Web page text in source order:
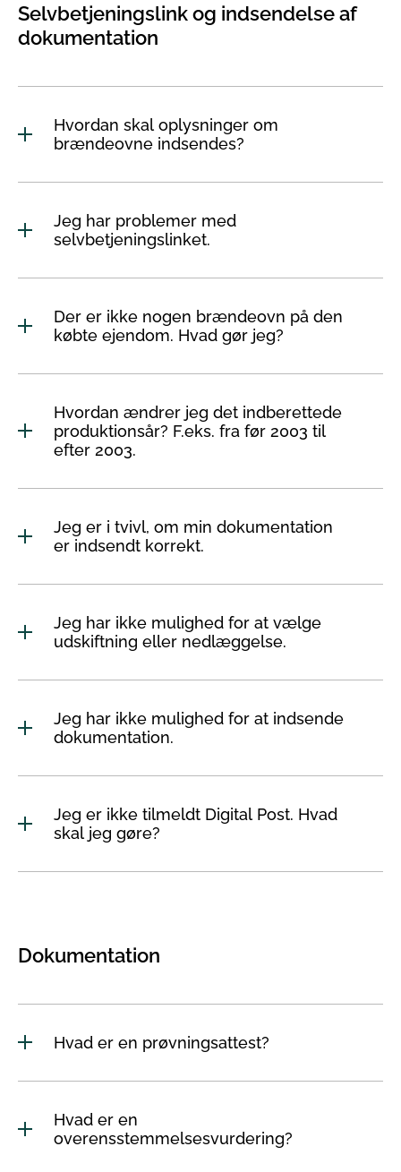
Selvbetjeningslink og indsendelse af
dokumentation
Hvordan skal oplysninger om
brændeovne indsendes?
Jeg har problemer med
selvbetjeningslinket.
Der er ikke nogen brændeovn på den
købte ejendom. Hvad gør jeg?
Hvordan ændrer jeg det indberettede
produktionsår? F.eks. fra før 2003 til
efter 2003.
Jeg er i tvivl, om min dokumentation
er indsendt korrekt.
Jeg har ikke mulighed for at vælge
udskiftning eller nedlæggelse.
Jeg har ikke mulighed for at indsende
dokumentation.
Jeg er ikke tilmeldt Digital Post. Hvad
skal jeg gøre?
Dokumentation
Hvad er en prøvningsattest?
Hvad er en
overensstemmelsesvurdering?